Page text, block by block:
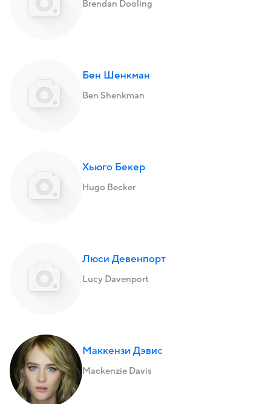
Brendan Dooling
Бен Шенкман
Ben Shenkman
Хьюго Бекер
Hugo Becker
Люси Девенпорт
Lucy Davenport
Маккензи Дэвис
Mackenzie Davis